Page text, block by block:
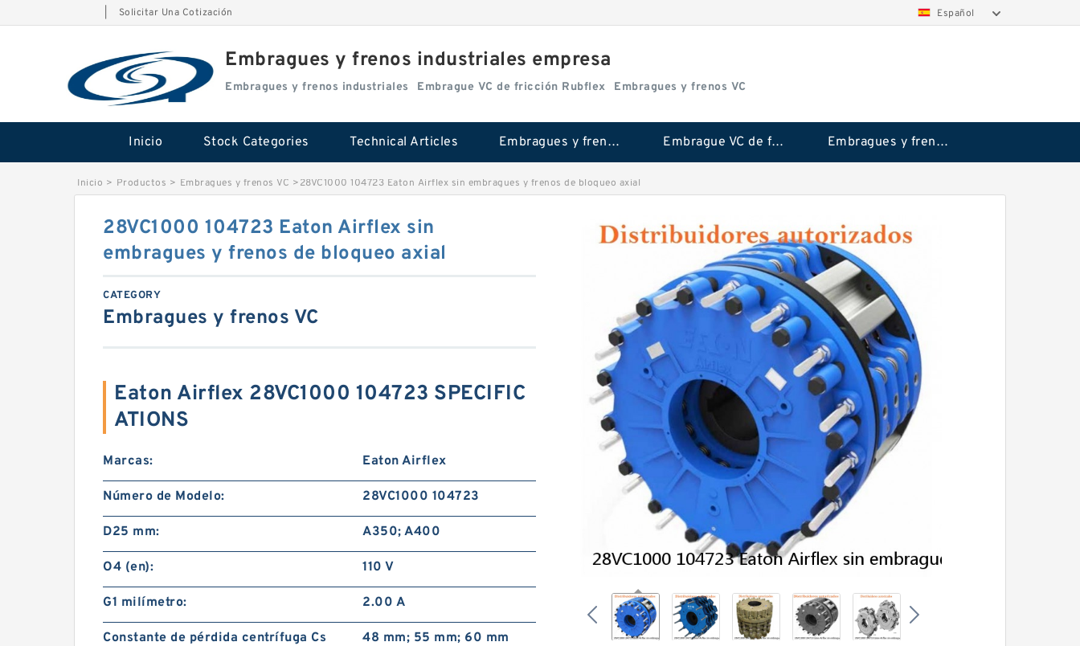
Solicitar Una Cotización Español
Embragues y frenos industriales empresa
Embragues y frenos industriales Embrague VC de fricción Rubflex Embragues y frenos VC
Inicio Stock Categories Technical Articles Embragues y frenos industriales Embrague VC de fricción Rubflex Embragues y frenos VC
Inicio > Productos > Embragues y frenos VC >28VC1000 104723 Eaton Airflex sin embragues y frenos de bloqueo axial
28VC1000 104723 Eaton Airflex sin
embragues y frenos de bloqueo axial
CATEGORY
Embragues y frenos VC
Eaton Airflex 28VC1000 104723 SPECIFIC
ATIONS
Marcas: Eaton Airflex
Número de Modelo: 28VC1000 104723
D25 mm: A350; A400
O4 (en): 110 V
G1 milímetro: 2.00 A
Constante de pérdida centrífuga Cs
48 mm; 55 mm; 60 mm